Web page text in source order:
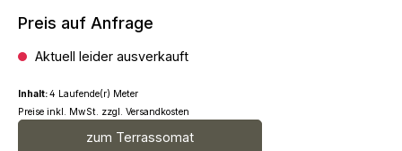
Preis auf Anfrage
Aktuell leider ausverkauft
Inhalt:4 Laufende(r) Meter
Preise inkl. MwSt. zzgl. Versandkosten
zum Terrassomat